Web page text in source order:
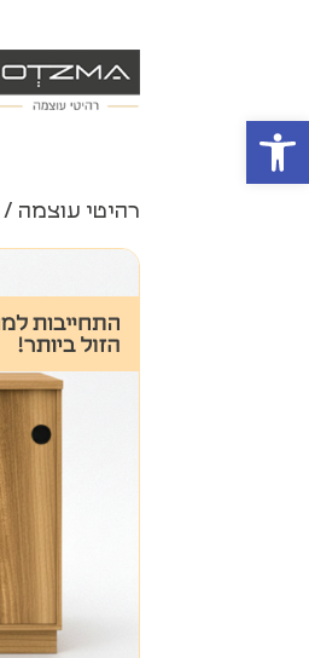
פתח סרגל נגישות
רהיטי עוצמה /